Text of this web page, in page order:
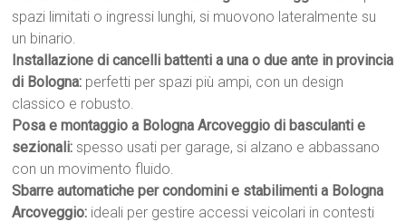
spazi limitati o ingressi lunghi, si muovono lateralmente su
un binario.
Installazione di cancelli battenti a una o due ante in provincia
di Bologna: perfetti per spazi più ampi, con un design
classico e robusto.
Posa e montaggio a Bologna Arcoveggio di basculanti e
sezionali: spesso usati per garage, si alzano e abbassano
con un movimento fluido.
Sbarre automatiche per condomini e stabilimenti a Bologna
Arcoveggio: ideali per gestire accessi veicolari in contesti